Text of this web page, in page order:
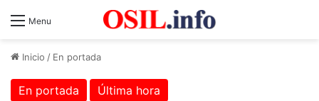
Menu
Inicio / En portada
En portada Última hora